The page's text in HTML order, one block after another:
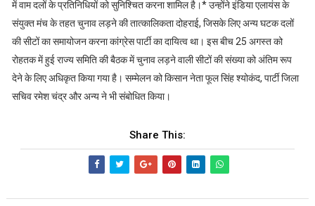
में वाम दलों के प्रतिनिधियों को सुनिश्चित करना शामिल है।* उन्होंने इंडिया एलायंस के
संयुक्त मंच के तहत चुनाव लड़ने की तात्कालिकता दोहराई, जिसके लिए अन्य घटक दलों
की सीटों का समायोजन करना कांग्रेस पार्टी का दायित्व था। इस बीच 25 अगस्त को
रोहतक में हुई राज्य समिति की बैठक में चुनाव लड़ने वाली सीटों की संख्या को अंतिम रूप
देने के लिए अधिकृत किया गया है। सम्मेलन को किसान नेता फूल सिंह श्योकंद, पार्टी जिला
सचिव रमेश चंद्र और अन्य ने भी संबोधित किया।
Share This: